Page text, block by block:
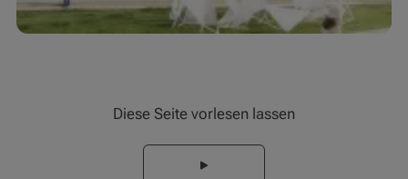
Diese Seite vorlesen lassen